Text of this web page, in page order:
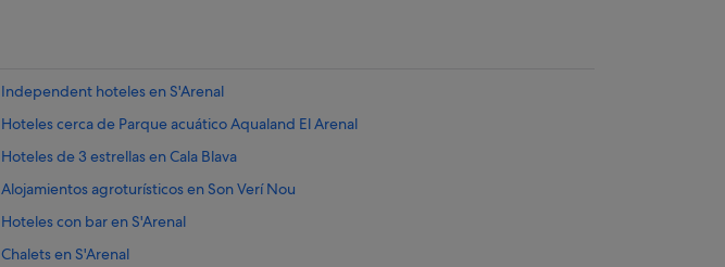
Independent hoteles en S'Arenal
Hoteles cerca de Parque acuático Aqualand El Arenal
Hoteles de 3 estrellas en Cala Blava
Alojamientos agroturísticos en Son Verí Nou
Hoteles con bar en S'Arenal
Chalets en S'Arenal